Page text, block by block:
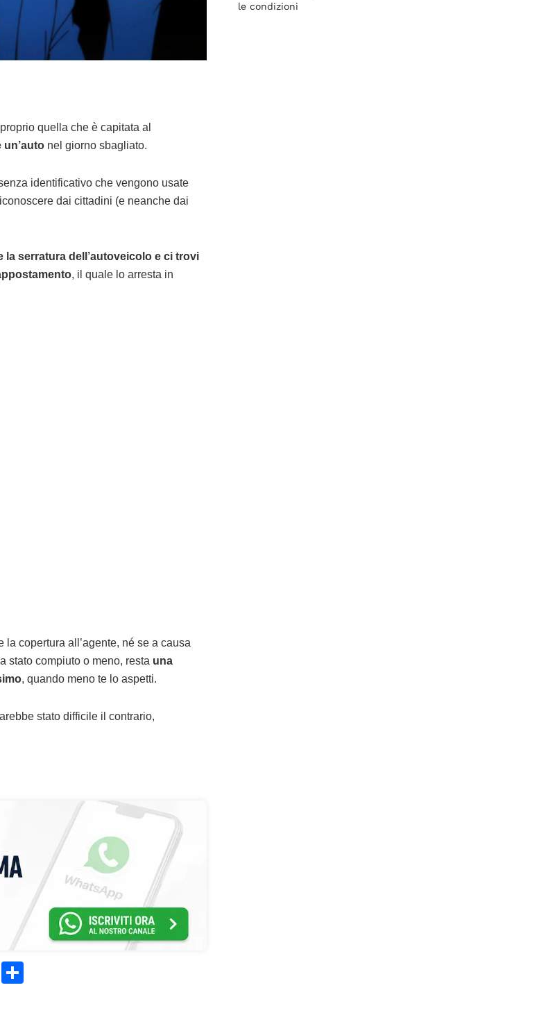
quella che è capitata al
un’auto nel giorno sbagliato.
identificativo che vengono usate
dai cittadini (e neanche dai
la serratura dell’autoveicolo e ci trovi
, il quale lo arresta in
copertura all’agente, né se a causa
stato compiuto o meno, resta una
, quando meno te lo aspetti.
stato difficile il contrario,
X
le condizioni